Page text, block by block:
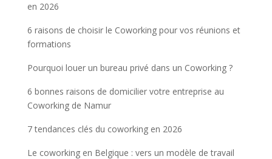
en 2026
6 raisons de choisir le Coworking pour vos réunions et
formations
Pourquoi louer un bureau privé dans un Coworking ?
6 bonnes raisons de domicilier votre entreprise au
Coworking de Namur
7 tendances clés du coworking en 2026
Le coworking en Belgique : vers un modèle de travail